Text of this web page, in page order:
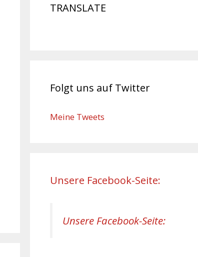
TRANSLATE
Folgt uns auf Twitter
Meine Tweets
Unsere Facebook-Seite:
Unsere Facebook-Seite: